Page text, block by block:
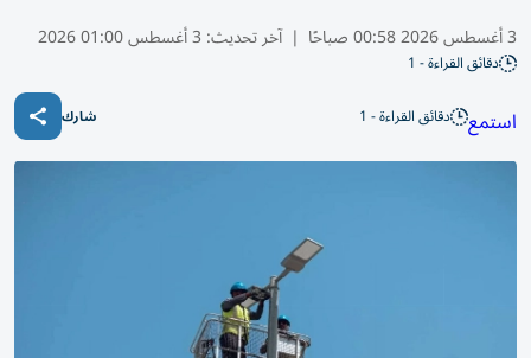
3 أغسطس 2026 00:58 صباحًا | آخر تحديث: 3 أغسطس 01:00 2026
دقائق القراءة - 1
استمع دقائق القراءة - 1 شارك